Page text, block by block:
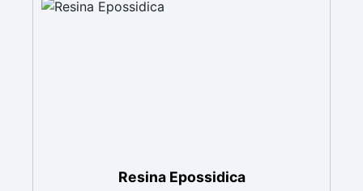
Resina Epossidica